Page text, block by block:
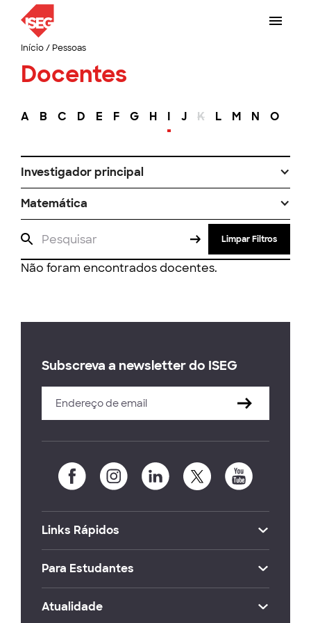
Início/ Pessoas
Docentes
A B C D E F G H I J K L M N O
Investigador principal
Matemática
Limpar Filtros
Não foram encontrados docentes.
Subscreva a newsletter do ISEG
Links Rápidos
Para Estudantes
Atualidade